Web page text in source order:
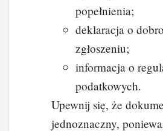
popełnienia;
deklaracja o
zgłoszeniu;
informacja o
podatkowych.
Upewnij się, że
jednoznaczny,